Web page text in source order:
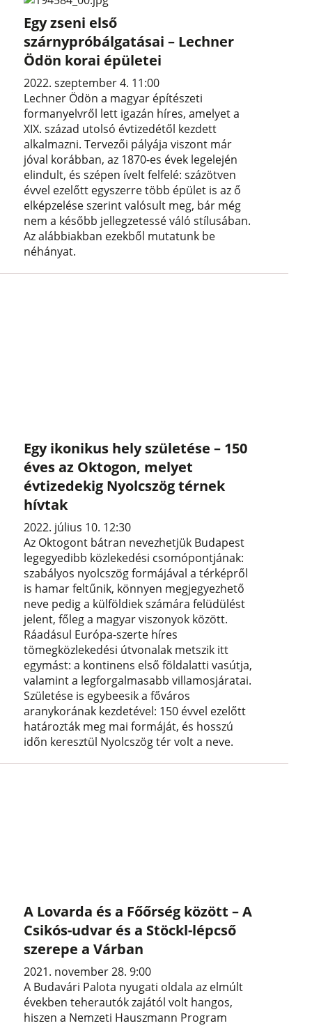
Egy zseni első
szárnypróbálgatásai – Lechner
Ödön korai épületei
2022. szeptember 4. 11:00
Lechner Ödön a magyar építészeti
formanyelvről lett igazán híres, amelyet a
XIX. század utolsó évtizedétől kezdett
alkalmazni. Tervezői pályája viszont már
jóval korábban, az 1870-es évek legelején
elindult, és szépen ívelt felfelé: százötven
évvel ezelőtt egyszerre több épület is az ő
elképzelése szerint valósult meg, bár még
nem a később jellegzetessé váló stílusában.
Az alábbiakban ezekből mutatunk be
néhányat.
Egy ikonikus hely születése – 150
éves az Oktogon, melyet
évtizedekig Nyolcszög térnek
hívtak
2022. július 10. 12:30
Az Oktogont bátran nevezhetjük Budapest
legegyedibb közlekedési csomópontjának:
szabályos nyolcszög formájával a térképről
is hamar feltűnik, könnyen megjegyezhető
neve pedig a külföldiek számára felüdülést
jelent, főleg a magyar viszonyok között.
Ráadásul Európa-szerte híres
tömegközlekedési útvonalak metszik itt
egymást: a kontinens első földalatti vasútja,
valamint a legforgalmasabb villamosjáratai.
Születése is egybeesik a főváros
aranykorának kezdetével: 150 évvel ezelőtt
határozták meg mai formáját, és hosszú
időn keresztül Nyolcszög tér volt a neve.
A Lovarda és a Főőrség között – A
Csikós-udvar és a Stöckl-lépcső
szerepe a Várban
2021. november 28. 9:00
A Budavári Palota nyugati oldala az elmúlt
években teherautók zajától volt hangos,
hiszen a Nemzeti Hauszmann Program